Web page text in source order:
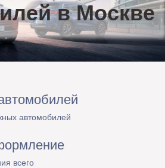
в Москве
автомобилей
всего